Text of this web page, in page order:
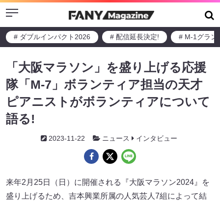
Menu
# ダブルインパクト2026 # 配信延長決定! # M-1グラン
「大阪マラソン」を盛り上げる応援
隊「M-7」ボランティア担当の天才
ピアニストがボランティアについて
語る!
2023-11-22 ニュース インタビュー
来年2月25日（日）に開催される『大阪マラソン2024』を
盛り上げるため、吉本興業所属の人気芸人7組によって結